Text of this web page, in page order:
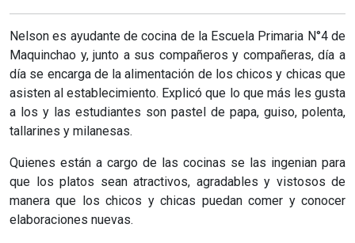
Nelson es ayudante de cocina de la Escuela Primaria N°4 de
Maquinchao y, junto a sus compañeros y compañeras, día a
día se encarga de la alimentación de los chicos y chicas que
asisten al establecimiento. Explicó que lo que más les gusta
a los y las estudiantes son pastel de papa, guiso, polenta,
tallarines y milanesas.
Quienes están a cargo de las cocinas se las ingenian para
que los platos sean atractivos, agradables y vistosos de
manera que los chicos y chicas puedan comer y conocer
elaboraciones nuevas.